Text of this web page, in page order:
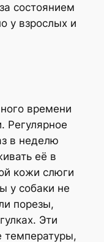
состоянием
у взрослых и
времени
Регулярное
в неделю
её в
кожи слюги
у собаки не
порезы,
Эти
температуры,